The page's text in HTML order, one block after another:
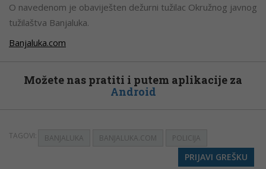
O navedenom je obaviješten dežurni tužilac Okružnog javnog
tužilaštva Banjaluka.
Banjaluka.com
Možete nas pratiti i putem aplikacije za
Android
TAGOVI: BANJALUKA BANJALUKA.COM POLICIJA
PRIJAVI GREŠKU